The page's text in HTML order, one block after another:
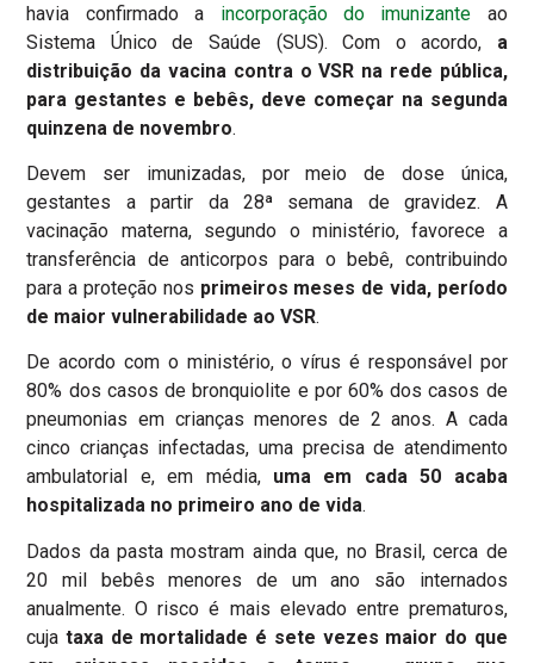
havia confirmado a incorporação do imunizante ao
Sistema Único de Saúde (SUS). Com o acordo, a
distribuição da vacina contra o VSR na rede pública,
para gestantes e bebês, deve começar na segunda
quinzena de novembro.
Devem ser imunizadas, por meio de dose única,
gestantes a partir da 28ª semana de gravidez. A
vacinação materna, segundo o ministério, favorece a
transferência de anticorpos para o bebê, contribuindo
para a proteção nos primeiros meses de vida, período
de maior vulnerabilidade ao VSR.
De acordo com o ministério, o vírus é responsável por
80% dos casos de bronquiolite e por 60% dos casos de
pneumonias em crianças menores de 2 anos. A cada
cinco crianças infectadas, uma precisa de atendimento
ambulatorial e, em média, uma em cada 50 acaba
hospitalizada no primeiro ano de vida.
Dados da pasta mostram ainda que, no Brasil, cerca de
20 mil bebês menores de um ano são internados
anualmente. O risco é mais elevado entre prematuros,
cujataxa de mortalidade é sete vezes maior do que